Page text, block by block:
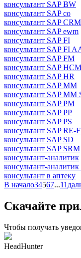
консультант SAP BW
консультант SAP co
консультант SAP CRM
консультант SAP ewm
консультант SAP FI
консультант SAP FI
консультант SAP FM
консультант SAP HCM
консультант SAP HR
консультант SAP MM
консультант SAP MM
консультант SAP PM
консультант SAP PP
консультант SAP PS
консультант SAP RE-
консультант SAP SD
консультант SAP SRM
консультант-аналитик
консультант-
консультант в аптеку
В начало34567...11
Скачайте
Чтобы получать
HeadHunter